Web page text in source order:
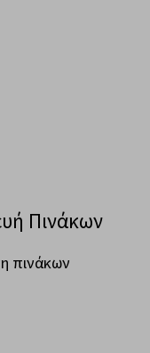
Πινάκων
πινάκων